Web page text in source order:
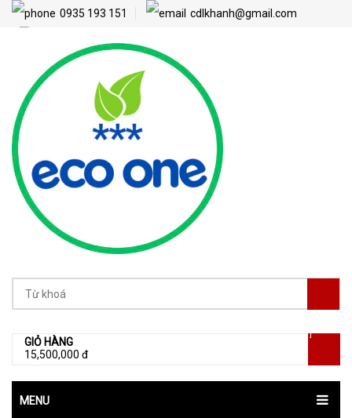
0935 193 151 cdlkhanh@gmail.com
GIỎ HÀNG
15,500,000 đ
[1]
MENU